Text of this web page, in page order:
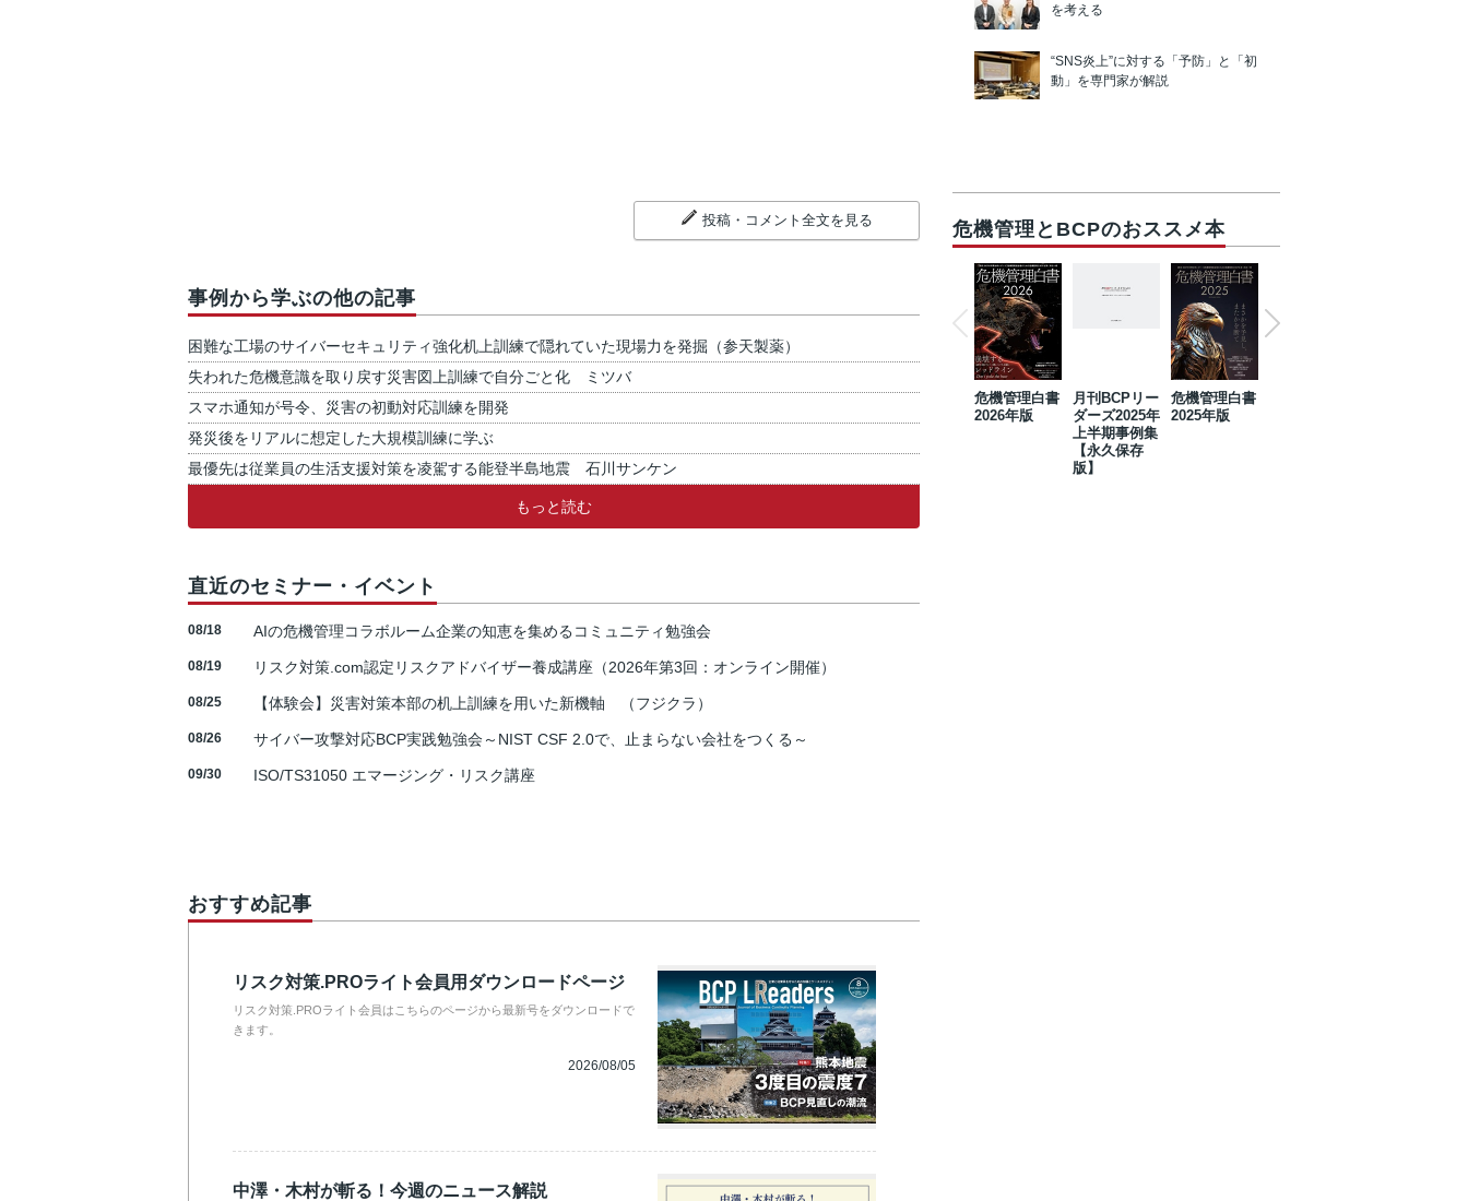
投稿・コメント全文を見る
事例から学ぶの他の記事
困難な工場のサイバーセキュリティ強化机上訓練で隠れていた現場力を発掘（参天製薬）
失われた危機意識を取り戻す災害図上訓練で自分ごと化 ミツバ
スマホ通知が号令、災害の初動対応訓練を開発
発災後をリアルに想定した大規模訓練に学ぶ
最優先は従業員の生活支援対策を凌駕する能登半島地震 石川サンケン
もっと読む
直近のセミナー・イベント
08/18 AIの危機管理コラボルーム企業の知恵を集めるコミュニティ勉強会
08/19 リスク対策.com認定リスクアドバイザー養成講座（2026年第3回：オンライン開催）
08/25 【体験会】災害対策本部の机上訓練を用いた新機軸 （フジクラ）
08/26 サイバー攻撃対応BCP実践勉強会～NIST CSF 2.0で、止まらない会社をつくる～
09/30 ISO/TS31050 エマージング・リスク講座
おすすめ記事
リスク対策.PROライト会員用ダウンロードページ
リスク対策.PROライト会員はこちらのページから最新号をダウンロードで
きます。
2026/08/05
中澤・木村が斬る！今週のニュース解説
を考える
“SNS炎上”に対する「予防」と「初
動」を専門家が解説
危機管理とBCPのおススメ本
危機管理白書
2026年版
月刊BCPリー
ダーズ2025年
上半期事例集
【永久保存
版】
危機管理白書
2025年版